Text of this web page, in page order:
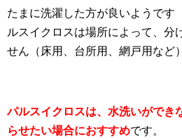
たまに洗濯した方が良いようです
ルスイクロスは場所によって、分
せん（床用、台所用、網戸用など
パルスイクロスは、水洗いができ
らせたい場合におすすめです。